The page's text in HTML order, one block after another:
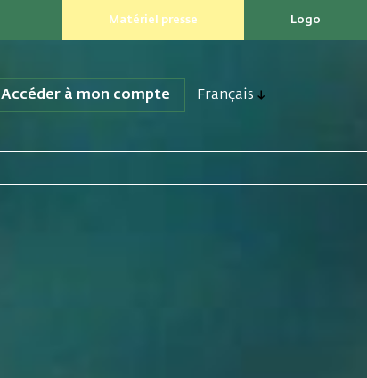
Matériel presse Logo
Accéder à mon compte Français